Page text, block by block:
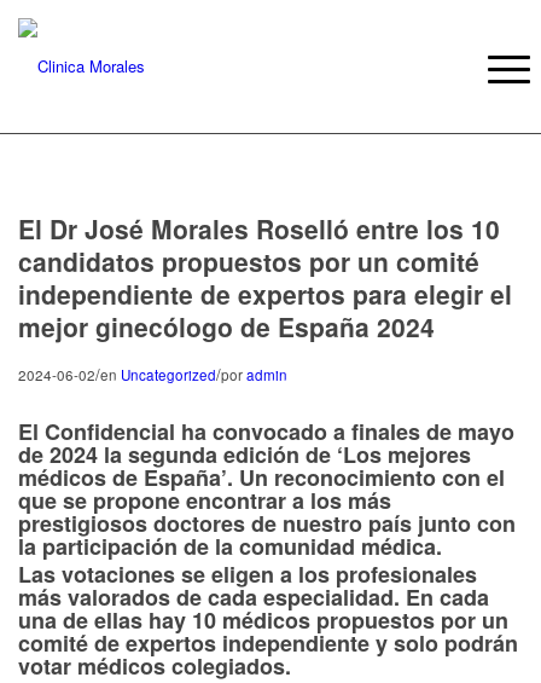
El Dr José Morales Roselló entre los 10
candidatos propuestos por un comité
independiente de expertos para elegir el
mejor ginecólogo de España 2024
2024-06-02/en Uncategorized/poradmin
El Confidencial ha convocado a finales de mayo
de 2024 la segunda edición de ‘Los mejores
médicos de España’. Un reconocimiento con el
que se propone encontrar a los más
prestigiosos doctores de nuestro país junto con
la participación de la comunidad médica.
Las votaciones se eligen a los profesionales
más valoradosde cada especialidad. En cada
una de ellas hay 10 médicos propuestos por un
comité de expertos independiente y solo podrán
votar médicos colegiados.